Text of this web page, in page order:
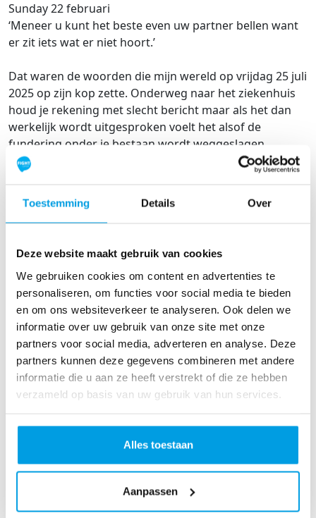
Toestemming Details Over
Deze website maakt gebruik van cookies
We gebruiken cookies om content en advertenties te
personaliseren, om functies voor social media te bieden
en om ons websiteverkeer te analyseren. Ook delen we
informatie over uw gebruik van onze site met onze
partners voor social media, adverteren en analyse. Deze
partners kunnen deze gegevens combineren met andere
informatie die u aan ze heeft verstrekt of die ze hebben
verzameld op basis van uw gebruik van hun services.
Alles toestaan
Aanpassen
Sunday 22 februari
‘Meneer u kunt het beste even uw partner bellen want
er zit iets wat er niet hoort.’
Dat waren de woorden die mijn wereld op vrijdag 25 juli
2025 op zijn kop zette. Onderweg naar het ziekenhuis
houd je rekening met slecht bericht maar als het dan
werkelijk wordt uitgesproken voelt het alsof de
fundering onder je bestaan wordt weggeslagen.
Teelbalkanker; goed te genezen als je er tijdig bij bent.
die als het ware buiten je lichaam groeit en je het
daardoor eerder opmerkt. Mijn broer kreeg dezelfde
alert. Net als ik, is ook hij goed genezen.
‘Meneer u kunt het beste even uw partner bellen want
er zit iets wat er niet hoort en vanaf nu gaat alles heel
snel.’
Maandag 28 juli, 3 dagen na de diagnose is operatief de
Teelbal verwijderd. Na aanvullende onderzoeken bleek
het gelukkig bij die ene teelbal te zijn gebleven.
herstellen; Lichamelijk maar zeker ook mentaal.
‘René alle onderzoeken zijn afgerond en er is niets